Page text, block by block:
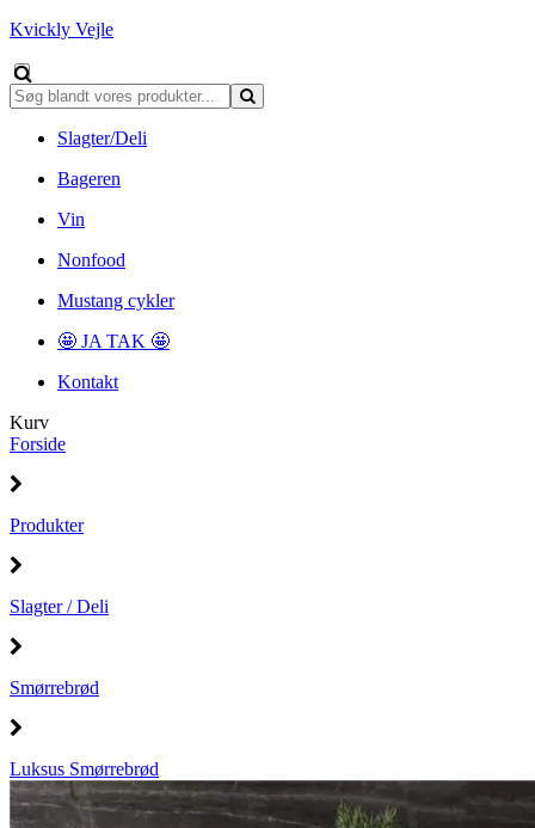
Kvickly Vejle
Slagter/Deli
Bageren
Vin
Nonfood
Mustang cykler
🤩 JA TAK 🤩
Kontakt
Kurv
Forside
Produkter
Slagter / Deli
Smørrebrød
Luksus Smørrebrød